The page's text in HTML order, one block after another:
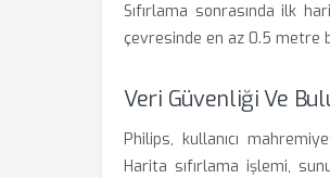
Sıfırlama sonrasında ilk
çevresinde en az 0.5 metre
Veri Güvenliği Ve
Philips, kullanıcı
Harita sıfırlama işlemi,